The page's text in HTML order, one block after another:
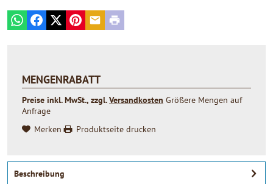
WhatsAppFacebook
X PinterestE-mailPrint
MENGENRABATT
Preise inkl. MwSt., zzgl.Versandkosten Größere Mengen auf
Anfrage
Merken
Produktseite drucken
Beschreibung